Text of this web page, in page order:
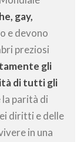
gay,
e devono
preziosi
gli
di tutti gli
la parità di
diritti e delle
in una